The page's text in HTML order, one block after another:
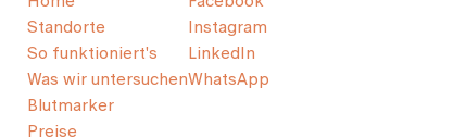
Standorte
So funktioniert's
Was wir untersuchen
Blutmarker
Preise
Instagram
LinkedIn
WhatsApp